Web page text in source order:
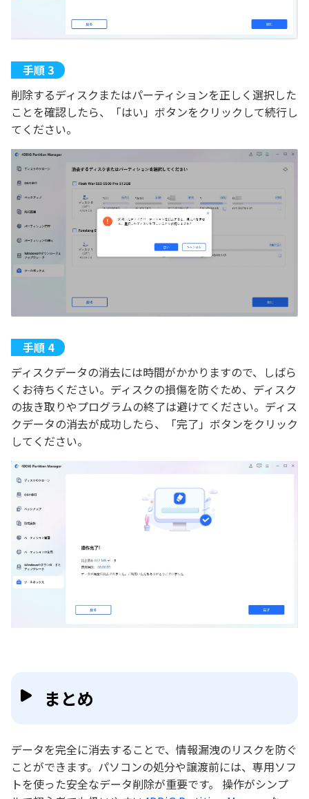
削除するディスクまたはパーティションを正しく選択した
ことを確認したら、「はい」ボタンをクリックして続行し
てください。
ディスクデータの消去には時間がかかりますので、しばら
くお待ちください。ディスクの損傷を防ぐため、ディスク
の抜き取りやプログラムの終了は避けてください。ディス
クデータの消去が成功したら、「完了」ボタンをクリック
してください。
まとめ
データを完全に消去することで、情報漏洩のリスクを防ぐ
ことができます。パソコンの処分や譲渡前には、専用ソフ
トを使った安全なデータ削除が重要です。 操作がシンプ